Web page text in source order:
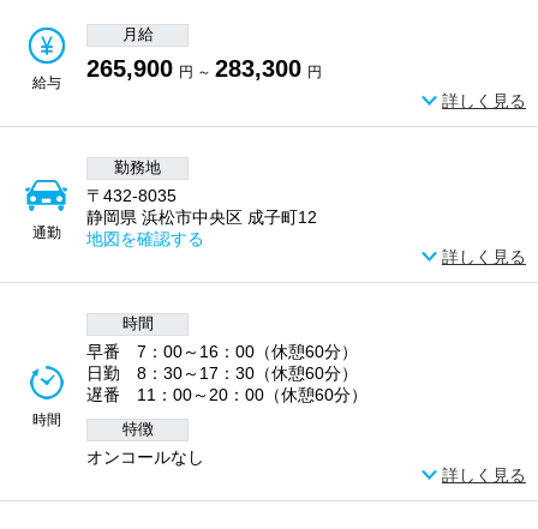
給与
月給
265,900 円 ～ 283,300 円
詳しく見る
通勤
勤務地
〒432-8035
静岡県 浜松市中央区 成子町12
地図を確認する
詳しく見る
時間
時間
早番 7：00～16：00（休憩60分）
日勤 8：30～17：30（休憩60分）
遅番 11：00～20：00（休憩60分）
特徴
オンコールなし
詳しく見る